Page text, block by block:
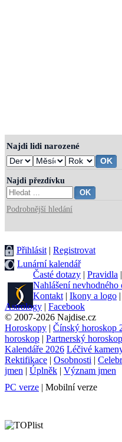
Najdi lidi narozené
Najdi přezdívku
Podrobnější hledání
Přihlásit | Registrovat
Lunární kalendář
Časté dotazy | Pravidla |
Nahlášení nevhodného
Kontakt | Ikony a logo |
Astrology | Facebook
© 2007-2026 Najdise.cz
Horoskopy | Čínský horoskop
horoskop | Partnerský horoskop
Kalendáře 2026 Léčivé
Rektifikace | Osobnosti |
jmen | Úplněk | Význam jmen
PC verze | Mobilní verze